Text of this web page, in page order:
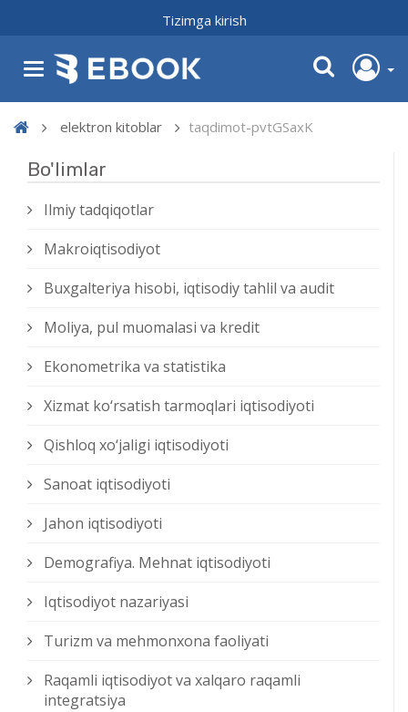
Tizimga kirish
elektron kitoblar taqdimot-pvtGSaxK
Bo'limlar
Ilmiy tadqiqotlar
Makroiqtisodiyot
Buxgalteriya hisobi, iqtisodiy tahlil va audit
Moliya, pul muomalasi va kredit
Ekonometrika va statistika
Xizmat kо‘rsatish tarmoqlari iqtisodiyoti
Qishloq xо‘jaligi iqtisodiyoti
Sanoat iqtisodiyoti
Jahon iqtisodiyoti
Demografiya. Mehnat iqtisodiyoti
Iqtisodiyot nazariyasi
Turizm va mehmonxona faoliyati
Raqamli iqtisodiyot va xalqaro raqamli
integratsiya